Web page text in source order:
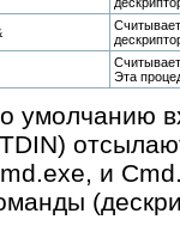
Эта
умолчанию
и